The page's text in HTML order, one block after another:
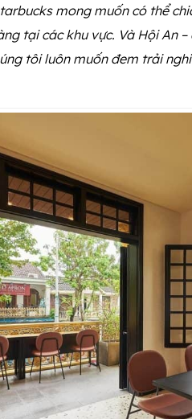
mong muốn có thể
tại các khu vực. Và Hội An
tôi luôn muốn đem trải